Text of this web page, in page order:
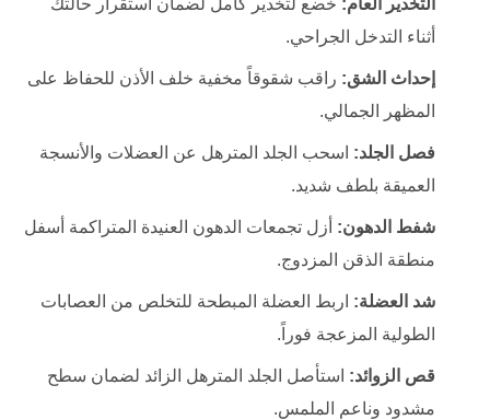
التخدير العام: خضع لتخدير كامل لضمان استقرار حالتك
أثناء التدخل الجراحي.
إحداث الشق: راقب شقوقاً مخفية خلف الأذن للحفاظ على
المظهر الجمالي.
فصل الجلد: اسحب الجلد المترهل عن العضلات والأنسجة
العميقة بلطف شديد.
شفط الدهون: أزل تجمعات الدهون العنيدة المتراكمة أسفل
منطقة الذقن المزدوج.
شد العضلة: اربط العضلة المبطحة للتخلص من العصابات
الطولية المزعجة فوراً.
قص الزوائد: استأصل الجلد المترهل الزائد لضمان سطح
مشدود وناعم الملمس.